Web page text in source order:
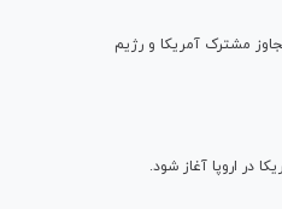
مشترک آمریکا و رژیم
در اروپا آغاز شود.